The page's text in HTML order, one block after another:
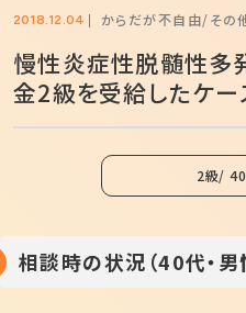
2018.12.04 からだが不自由 その
慢性炎症性脱髄性多
金2級を受給したケー
2級
相談時の状況（40代・男